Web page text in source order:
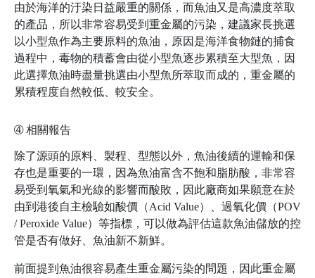
由於海洋的汙染日益嚴重的關係，而魚油又是高濃度萃取
的產品，所以非常容易受到重金屬的污染，建議家長挑選
以小型魚作為主要原料的魚油，原因是海洋食物鏈的捕食
過程中，毒物的積蓄會由從小型魚逐步累積至大型魚，因
此選擇魚油時盡量挑選由小型魚所萃取而成的，重金屬的
累積程度自然較低、較安全ㅤ。
➃相關報告
除了源頭的原料、製程、型態以外，魚油後續的運輸和保
存也是重要的一環，因為魚油富含不飽和脂肪酸，非常容
易受到氧氣和光線的影響而酸敗，因此廠商如果願意在於
由到港後自主檢驗如酸價（Acid Value）、過氧化價（POV
/ Peroxide Value）等指標，可以做為評估這款魚油儲放的控
管是否有做好、魚油新不新鮮。
前面提到魚油很容易產生重金屬污染的問題，因此重金屬